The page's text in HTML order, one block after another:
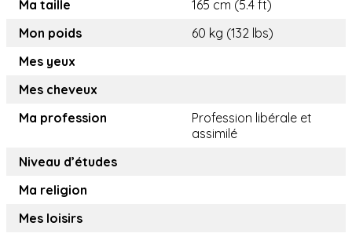
Ma taille
165 cm (5.4 ft)
Mon poids
60 kg (132 lbs)
Mes yeux
Mes cheveux
Ma profession
Profession libérale et
assimilé
Niveau d’études
Ma religion
Mes loisirs